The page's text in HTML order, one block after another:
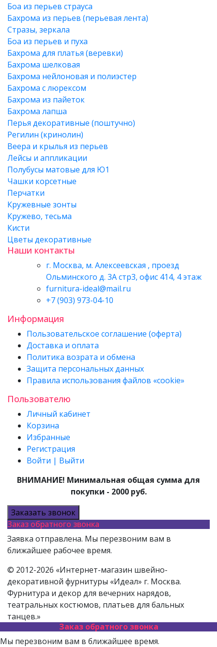
Боа из перьев страуса
Бахрома из перьев (перьевая лента)
Стразы, зеркала
Боа из перьев и пуха
Бахрома для платья (веревки)
Бахрома шелковая
Бахрома нейлоновая и полиэстер
Бахрома с люрексом
Бахрома из пайеток
Бахрома лапша
Перья декоративные (поштучно)
Регилин (кринолин)
Веера и крылья из перьев
Лейсы и аппликации
Полубусы матовые для Ю1
Чашки корсетные
Перчатки
Кружевные зонты
Кружево, тесьма
Кисти
Цветы декоративные
Наши контакты
г. Москва, м. Алексеевская , проезд
Ольминского д. 3А стр3, офис 414, 4 этаж
furnitura-ideal@mail.ru
+7 (903) 973-04-10
Информация
Пользовательское соглашение (оферта)
Доставка и оплата
Политика возрата и обмена
Защита персональных данных
Правила использования файлов «cookie»
Пользователю
Личный кабинет
Корзина
Избранные
Регистрация
Войти | Выйти
ВНИМАНИЕ! Минимальная общая сумма для
покупки - 2000 руб.
Заказать звонок
Заказ обратного звонка
Заявка отправлена. Мы перезвоним вам в
ближайшее рабочее время.
© 2012-2026 «Интернет-магазин швейно-
декоративной фурнитуры «Идеал» г. Москва.
Фурнитура и декор для вечерних нарядов,
театральных костюмов, платьев для бальных
танцев.»
Заказ обратного звонка
Мы перезвоним вам в ближайшее время.